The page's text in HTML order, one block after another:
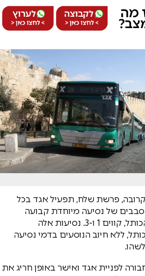
פרשת שלח, תפעיל אגד בכל
של נסיעה מיוחדת קבועה
(נמ"ק) במסלול קווי הכותל, קווים 1 ו-3. נסיעות אלה
ללא חיוב הנוסעים בדמי נסיעה
לפניית אגד ואישר באופן חריג את